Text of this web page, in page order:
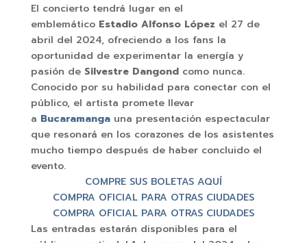
El concierto tendrá lugar en el
emblemático Estadio Alfonso López el 27 de
abril del 2024, ofreciendo a los fans la
oportunidad de experimentar la energía y
pasión de Silvestre Dangondcomo nunca.
Conocido por su habilidad para conectar con el
público, el artista promete llevar
a Bucaramanga una presentación espectacular
que resonará en los corazones de los asistentes
mucho tiempo después de haber concluido el
evento.
COMPRE SUS BOLETAS AQUÍ
COMPRA OFICIAL PARA OTRAS CIUDADES
COMPRA OFICIAL PARA OTRAS CIUDADES
Las entradas estarán disponibles para el